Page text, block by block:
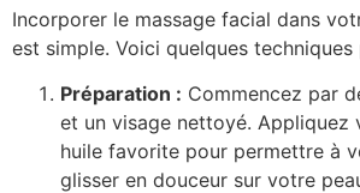
Incorporer le massage facial dans
est simple. Voici quelques
Préparation : Commencez par
et un visage nettoyé. Appliquez
huile favorite pour permettre à
glisser en douceur sur votre